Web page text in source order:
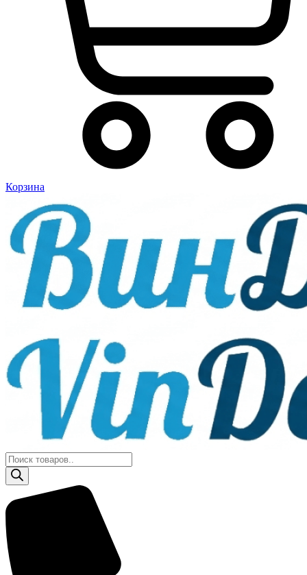
Корзина
Поиск
товаров